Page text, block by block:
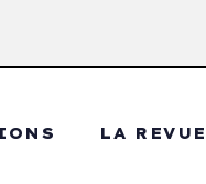
LA REVUE